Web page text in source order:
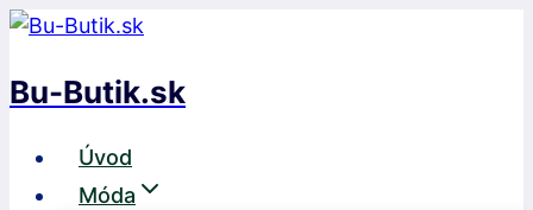
Skip
content
Bu-Butik.sk
Úvod
Móda